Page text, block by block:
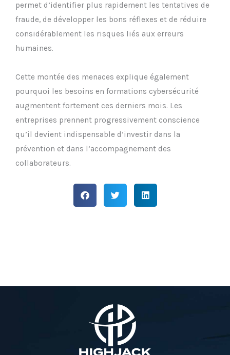
permet d’identifier plus rapidement les tentatives de
fraude, de développer les bons réflexes et de réduire
considérablement les risques liés aux erreurs
humaines.
Cette montée des menaces explique également
pourquoi les besoins en formations cybersécurité
augmentent fortement ces derniers mois. Les
entreprises prennent progressivement conscience
qu’il devient indispensable d’investir dans la
prévention et dans l’accompagnement des
collaborateurs.